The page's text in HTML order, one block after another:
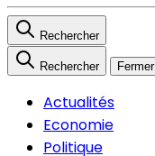
Rechercher
Rechercher Fermer
Actualités
Economie
Politique